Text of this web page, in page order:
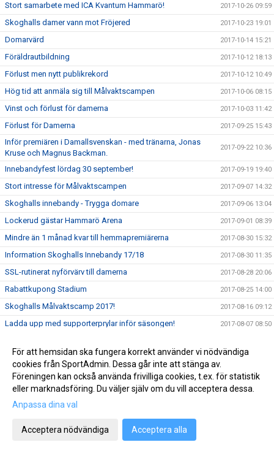
Stort samarbete med ICA Kvantum Hammarö! 2017-10-26 09:59
Skoghalls damer vann mot Fröjered 2017-10-23 19:01
Domarvärd 2017-10-14 15:21
Föräldrautbildning 2017-10-12 18:13
Förlust men nytt publikrekord 2017-10-12 10:49
Hög tid att anmäla sig till Målvaktscampen 2017-10-06 08:15
Vinst och förlust för damerna 2017-10-03 11:42
Förlust för Damerna 2017-09-25 15:43
Inför premiären i Damallsvenskan - med tränarna, Jonas
Kruse och Magnus Backman.
2017-09-22 10:36
Innebandyfest lördag 30 september! 2017-09-19 19:40
Stort intresse för Målvaktscampen 2017-09-07 14:32
Skoghalls innebandy - Trygga domare 2017-09-06 13:04
Lockerud gästar Hammarö Arena 2017-09-01 08:39
Mindre än 1 månad kvar till hemmapremiärerna 2017-08-30 15:32
Information Skoghalls Innebandy 17/18 2017-08-30 11:35
SSL-rutinerat nyförvärv till damerna 2017-08-28 20:06
Rabattkupong Stadium 2017-08-25 14:00
Skoghalls Målvaktscamp 2017! 2017-08-16 09:12
Ladda upp med supporterprylar inför säsongen! 2017-08-07 08:50
Triss i damer 2017-07-24 10:10
Sommarintervjun: Sebastian Green 2017-07-13 14:17
Träningsmatcher Herr A 2017-07-07 08:00
Sommarintervjun: Elin Andersson
Sommarintervjun: Oskar Thoren
Två sista veckorna att anmäla till campen!
För att hemsidan ska fungera korrekt använder vi nödvändiga
cookies från SportAdmin. Dessa går inte att stänga av.
Föreningen kan också använda frivilliga cookies, t.ex. för statistik
eller marknadsföring. Du väljer själv om du vill acceptera dessa.
Anpassa dina val
Acceptera nödvändiga Acceptera alla